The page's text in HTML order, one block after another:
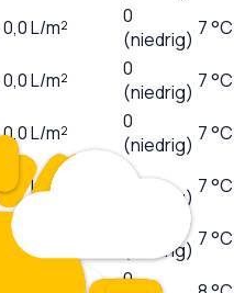
0,0L/m²
0
(niedrig) 7 °C
0,0L/m²
0
(niedrig) 7 °C
0,0L/m²
0
(niedrig) 7 °C
0,0L/m²
0
(niedrig) 7 °C
0,0
(niedrig) 7 °C
0